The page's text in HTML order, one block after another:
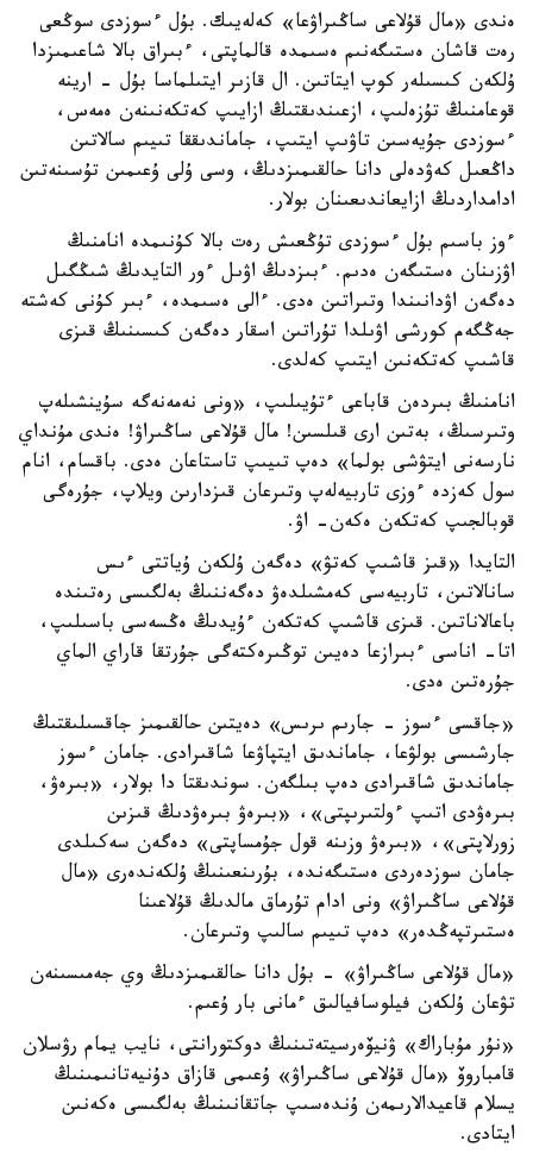
ەندى «مال قۇلاعى ساڭىراۋعا» كەلەيىك. بۇل ءسوزدى سوڭعى
رەت قاشان ەستىگەنىم ەسىمدە قالماپتى، ءبىراق بالا شاعىمىزدا
ۇلكەن كىسىلەر كوپ ايتاتىن. ال قازىر ايتىلماسا بۇل - ارينە
قوعامنىڭ تۇزەلىپ، ازعىندىقتىڭ ازايىپ كەتكەنىنەن ەمەس،
ءسوزدى جۇيەسىن تاۋىپ ايتىپ، جاماندىققا تىيىم سالاتىن
داڭعىل كەۋدەلى دانا حالقىمىزدىڭ، وسى ۇلى ۇعىمىن تۇسىنەتىن
ادامداردىڭ ازايعاندىعىنان بولار.
ءوز باسىم بۇل ءسوزدى تۇڭعىش رەت بالا كۇنىمدە انامنىڭ
اۋزىنان ەستىگەن ەدىم. ءبىزدىڭ اۋىل ءور التايدىڭ شىڭگىل
دەگەن اۋدانىندا وتىراتىن ەدى. ءالى ەسىمدە، ءبىر كۇنى كەشتە
جەڭگەم كورشى اۋىلدا تۇراتىن اسقار دەگەن كىسىنىڭ قىزى
قاشىپ كەتكەنىن ايتىپ كەلدى.
انامنىڭ بىردەن قاباعى ءتۇيىلىپ، «ونى نەمەنەگە سۇينشىلەپ
وتىرسىڭ، بەتىن ارى قىلسىن! مال قۇلاعى ساڭىراۋ! ەندى مۇنداي
نارسەنى ايتۋشى بولما» دەپ تىيىپ تاستاعان ەدى. باقسام، انام
سول كەزدە ءوزى تاربيەلەپ وتىرعان قىزدارىن ويلاپ، جۇرەگى
قوبالجىپ كەتكەن ەكەن- اۋ.
التايدا «قىز قاشىپ كەتۋ» دەگەن ۇلكەن ۇياتتى ءىس
سانالاتىن، تاربيەسى كەمشىلدەۋ دەگەننىڭ بەلگىسى رەتىندە
باعالاناتىن. قىزى قاشىپ كەتكەن ءۇيدىڭ ەڭسەسى باسىلىپ،
اتا- اناسى ءبىرازعا دەيىن توڭىرەكتەگى جۇرتقا قاراي الماي
جۇرەتىن ەدى.
«جاقسى ءسوز - جارىم ىرىس» دەيتىن حالقىمىز جاقسىلىقتىڭ
جارشىسى بولۋعا، جاماندىق ايتپاۋعا شاقىرادى. جامان ءسوز
جاماندىق شاقىرادى دەپ بىلگەن. سوندىقتا دا بولار، «بىرەۋ،
بىرەۋدى اتىپ ءولتىرىپتى»، «بىرەۋ بىرەۋدىڭ قىزىن
زورلاپتى»، «بىرەۋ وزىنە قول جۇمساپتى» دەگەن سەكىلدى
جامان سوزدەردى ەستىگەندە، بۇرىنعىنىڭ ۇلكەندەرى «مال
قۇلاعى ساڭىراۋ» ونى ادام تۇرماق مالدىڭ قۇلاعىنا
ەستىرتپەڭدەر» دەپ تىيىم سالىپ وتىرعان.
«مال قۇلاعى ساڭىراۋ» - بۇل دانا حالقىمىزدىڭ وي جەمىسىنەن
تۋعان ۇلكەن فيلوسافيالىق ءمانى بار ۇعىم.
«نۇر مۇباراك» ۋنيۆەرسيتەتىنىڭ دوكتورانتى، نايب يمام رۋسلان
قامباروۆ «مال قۇلاعى ساڭىراۋ» ۇعىمى قازاق دۇنيەتانىمىنىڭ
يسلام قاعيدالارىمەن ۇندەسىپ جاتقانىنىڭ بەلگىسى ەكەنىن
ايتادى.